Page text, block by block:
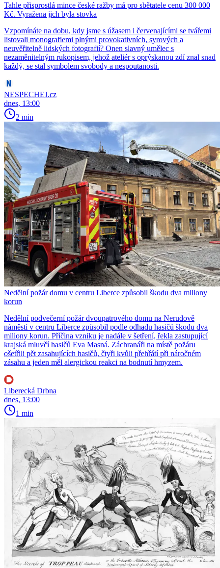
Tahle přisprostlá mince české ražby má pro sbětatele cenu 300 000
Kč. Vyražena jich byla stovka
Vzpomínáte na dobu, kdy jsme s úžasem i červenajícími se tvářemi
listovali monografiemi plnými provokativních, syrových a
neuvěřitelně lidských fotografií? Onen slavný umělec s
nezaměnitelným rukopisem, jehož ateliér s oprýskanou zdí znal snad
každý, se stal symbolem svobody a nespoutanosti.
NESPECHEJ.cz
dnes, 13:00
2 min
Nedělní požár domu v centru Liberce způsobil škodu dva miliony
korun
Nedělní podvečerní požár dvoupatrového domu na Nerudově
náměstí v centru Liberce způsobil podle odhadu hasičů škodu dva
miliony korun. Příčina vzniku je nadále v šetření, řekla zastupující
krajská mluvčí hasičů Eva Masná. Záchranáři na místě požáru
ošetřili pět zasahujících hasičů, čtyři kvůli přehřátí při náročném
zásahu a jeden měl alergickou reakci na bodnutí hmyzem.
Liberecká Drbna
dnes, 13:00
1 min